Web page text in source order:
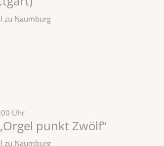
zu Naumburg
Uhr
punkt Zwölf“
zu Naumburg